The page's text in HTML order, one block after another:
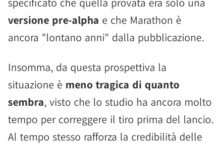
versione pre-alpha e che Marathon è
ancora "lontano anni" dalla pubblicazione.
Insomma, da questa prospettiva la
situazione è meno tragica di quanto
sembra, visto che lo studio ha ancora molto
tempo per correggere il tiro prima del lancio.
Al tempo stesso rafforza la credibilità delle